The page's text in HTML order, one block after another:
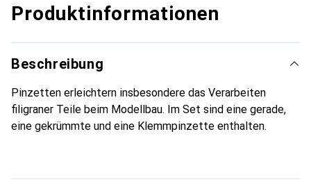
Produktinformationen
Beschreibung
Pinzetten erleichtern insbesondere das Verarbeiten
filigraner Teile beim Modellbau. Im Set sind eine gerade,
eine gekrümmte und eine Klemmpinzette enthalten.